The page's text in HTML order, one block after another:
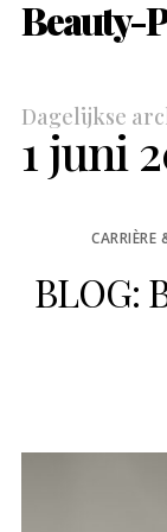
Beauty-
Dagelijkse
1 juni
CARRIÈRE
BLOG: